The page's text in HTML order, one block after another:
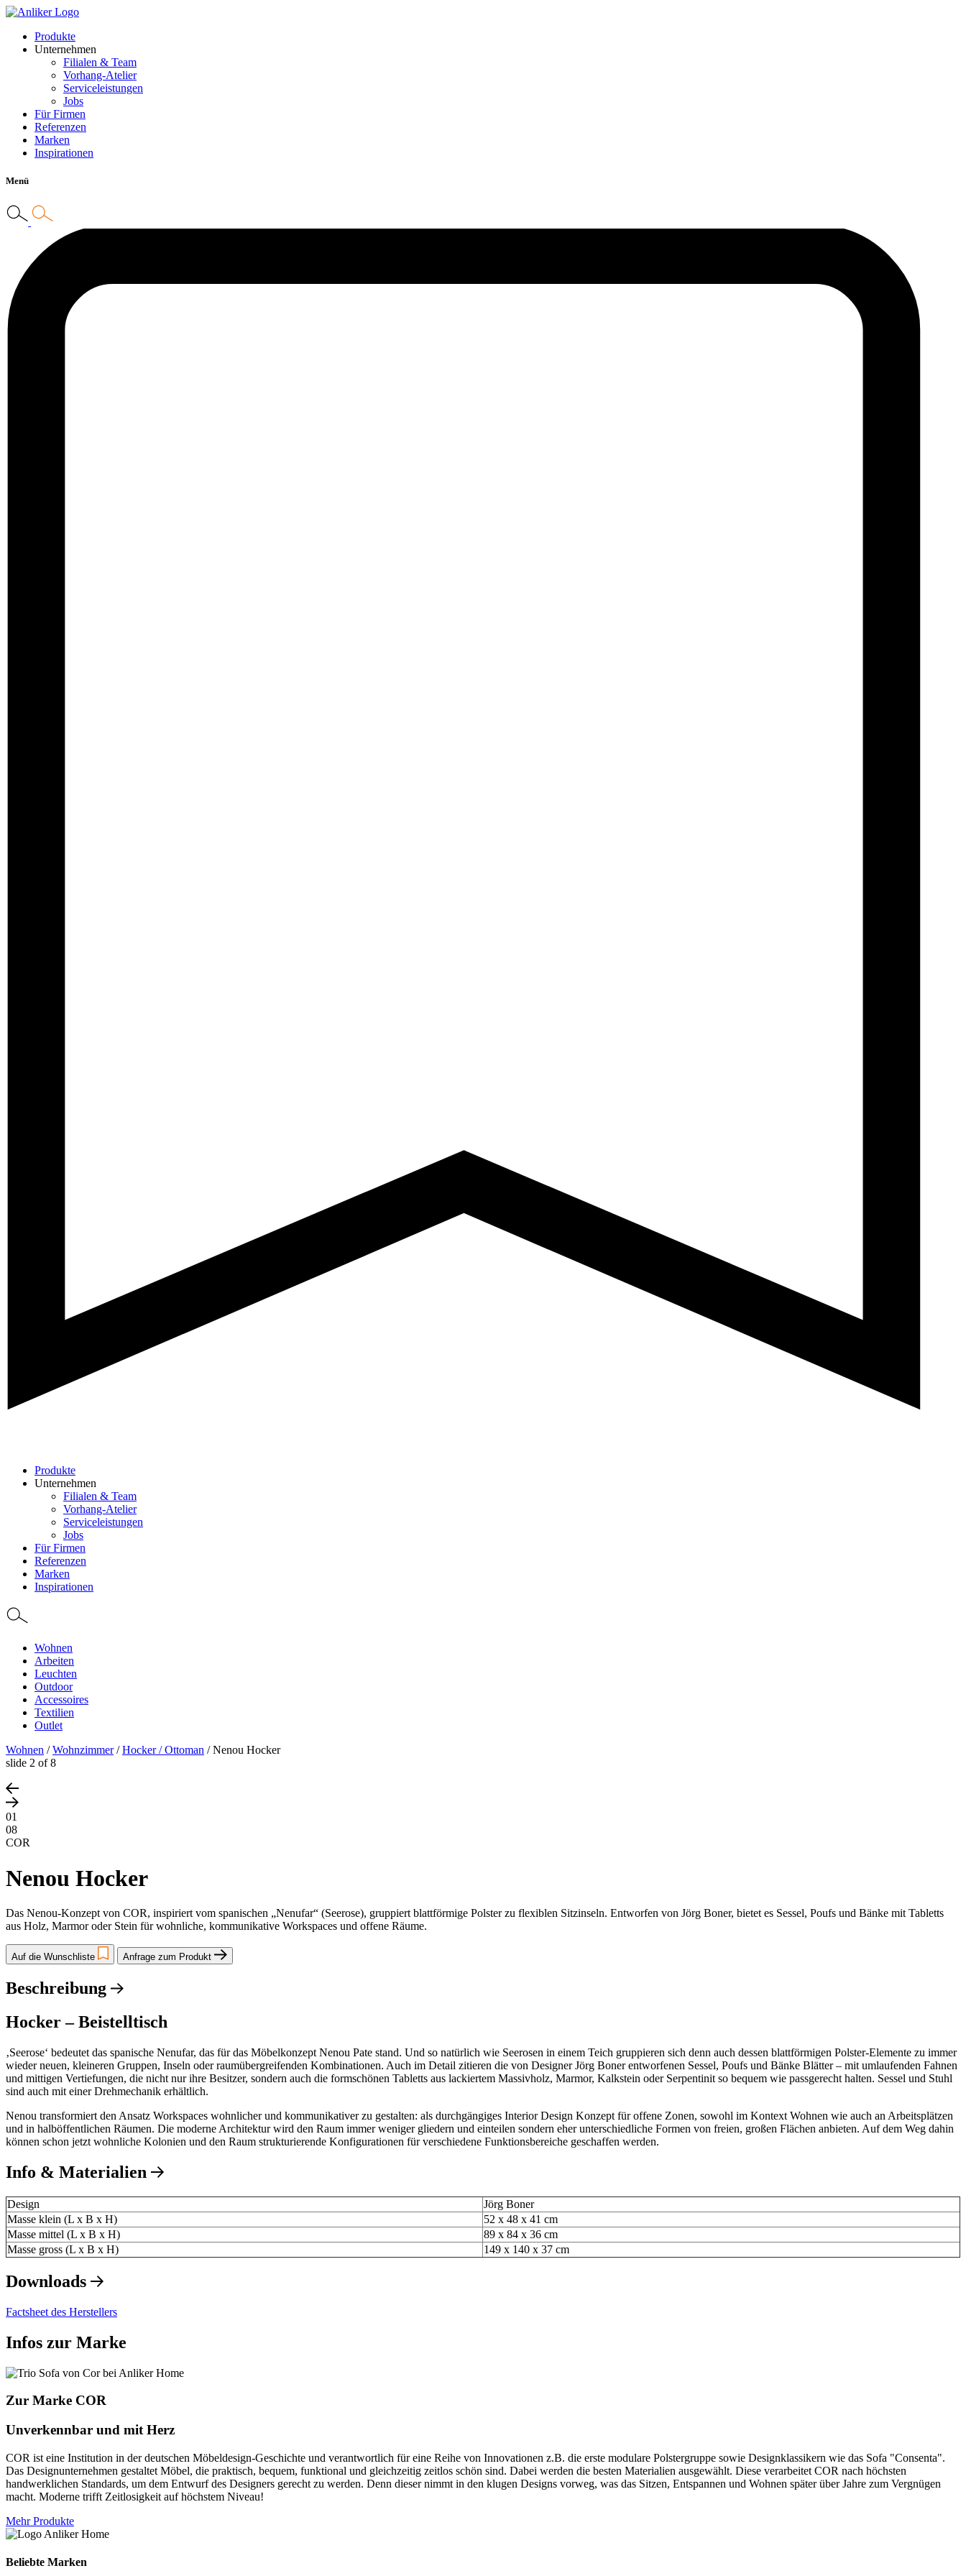
Produkte
Unternehmen
Filialen & Team
Vorhang-Atelier
Serviceleistungen
Jobs
Für Firmen
Referenzen
Marken
Inspirationen
Menü
Produkte
Unternehmen
Filialen & Team
Vorhang-Atelier
Serviceleistungen
Jobs
Für Firmen
Referenzen
Marken
Inspirationen
Wohnen
Arbeiten
Leuchten
Outdoor
Accessoires
Textilien
Outlet
Wohnen /Wohnzimmer/Hocker / Ottoman /Nenou Hocker
slide 2 of 8
01
08
COR
Nenou Hocker
Das Nenou-Konzept von COR, inspiriert vom spanischen „Nenufar“ (Seerose), gruppiert blattförmige Polster zu flexiblen Sitzinseln. Entworfen von Jörg Boner, bietet es Sessel, Poufs und Bänke mit Tabletts
aus Holz, Marmor oder Stein für wohnliche, kommunikative Workspaces und offene Räume.
Auf die Wunschliste Anfrage zum Produkt
Beschreibung
Hocker – Beistelltisch
‚Seerose‘ bedeutet das spanische Nenufar, das für das Möbelkonzept Nenou Pate stand. Und so natürlich wie Seerosen in einem Teich gruppieren sich denn auch dessen blattförmigen Polster-Elemente zu immer
wieder neuen, kleineren Gruppen, Inseln oder raumübergreifenden Kombinationen. Auch im Detail zitieren die von Designer Jörg Boner entworfenen Sessel, Poufs und Bänke Blätter – mit umlaufenden Fahnen
und mittigen Vertiefungen, die nicht nur ihre Besitzer, sondern auch die formschönen Tabletts aus lackiertem Massivholz, Marmor, Kalkstein oder Serpentinit so bequem wie passgerecht halten. Sessel und Stuhl
sind auch mit einer Drehmechanik erhältlich.
Nenou transformiert den Ansatz Workspaces wohnlicher und kommunikativer zu gestalten: als durchgängiges Interior Design Konzept für offene Zonen, sowohl im Kontext Wohnen wie auch an Arbeitsplätzen
und in halböffentlichen Räumen. Die moderne Architektur wird den Raum immer weniger gliedern und einteilen sondern eher unterschiedliche Formen von freien, großen Flächen anbieten. Auf dem Weg dahin
können schon jetzt wohnliche Kolonien und den Raum strukturierende Konfigurationen für verschiedene Funktionsbereiche geschaffen werden.
Info & Materialien
Design
Jörg Boner
Masse klein (L x B x H)
52 x 48 x 41 cm
Masse mittel (L x B x H)
89 x 84 x 36 cm
Masse gross (L x B x H)
149 x 140 x 37 cm
Downloads
Factsheet des Herstellers
Infos zur Marke
Zur Marke COR
Unverkennbar und mit Herz
COR ist eine Institution in der deutschen Möbeldesign-Geschichte und verantwortlich für eine Reihe von Innovationen z.B. die erste modulare Polstergruppe sowie Designklassikern wie das Sofa "Consenta".
Das Designunternehmen gestaltet Möbel, die praktisch, bequem, funktional und gleichzeitig zeitlos schön sind. Dabei werden die besten Materialien ausgewählt. Diese verarbeitet COR nach höchsten
handwerklichen Standards, um dem Entwurf des Designers gerecht zu werden. Denn dieser nimmt in den klugen Designs vorweg, was das Sitzen, Entspannen und Wohnen später über Jahre zum Vergnügen
macht. Moderne trifft Zeitlosigkeit auf höchstem Niveau!
Mehr Produkte
Beliebte Marken